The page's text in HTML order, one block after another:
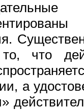
что
а